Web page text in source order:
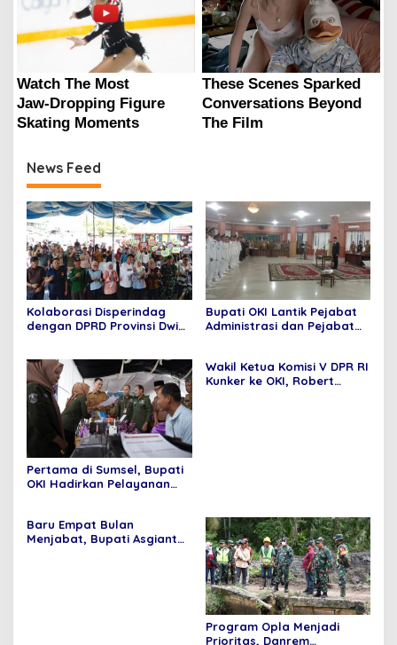
News Feed
Kolaborasi Disperindag
dengan DPRD Provinsi Dwi
Asgianto, S.T berikan
Apresiasi
Bupati OKI Lantik Pejabat
Administrasi dan Pejabat
Pertama di Sumsel, Bupati
OKI Hadirkan Pelayanan
Wakil Ketua Komisi V DPR RI
Kunker ke OKI, Robert
Baru Empat Bulan
Menjabat, Bupati Asgianto
Program Opla Menjadi
Prioritas, Danrem